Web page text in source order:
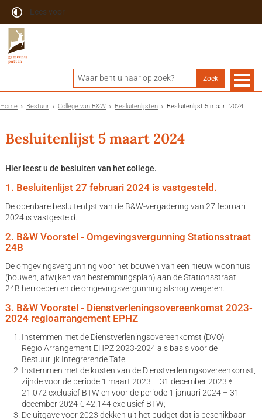
Lees voor
Home Bestuur College van B&W Besluitenlijsten Besluitenlijst 5 maart 2024
Besluitenlijst 5 maart 2024
Hier leest u de besluiten van het college.
1. Besluitenlijst 27 februari 2024 is vastgesteld.
De openbare besluitenlijst van de B&W-vergadering van 27 februari
2024 is vastgesteld.
2. B&W Voorstel - Omgevingsvergunning Stationsstraat
24B
De omgevingsvergunning voor het bouwen van een nieuw woonhuis
(bouwen, afwijken van bestemmingsplan) aan de Stationsstraat
24B herroepen en de omgevingsvergunning alsnog weigeren.
3. B&W Voorstel - Dienstverleningsovereenkomst 2023-
2024 regioarrangement EPHZ
Instemmen met de Dienstverleningsovereenkomst (DVO)
Regio Arrangement EHPZ 2023-2024 als basis voor de
Bestuurlijk Integrerende Tafel
Instemmen met de kosten van de Dienstverleningsovereenkomst,
zijnde voor de periode 1 maart 2023 – 31 december 2023 €
21.072 exclusief BTW en voor de periode 1 januari 2024 – 31
december 2024 € 42.144 exclusief BTW;
De uitgave voor 2023 dekken uit het budget dat is beschikbaar